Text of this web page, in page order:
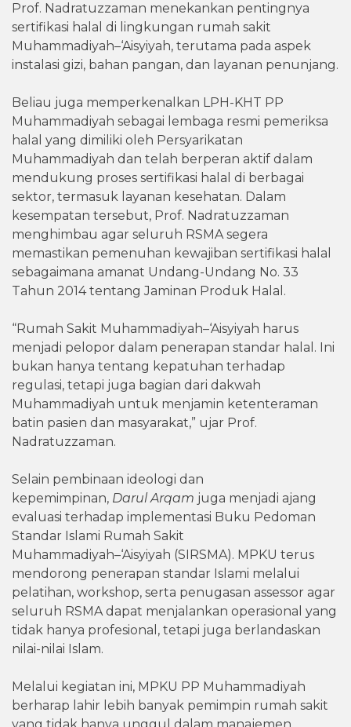
Prof. Nadratuzzaman menekankan pentingnya
sertifikasi halal di lingkungan rumah sakit
Muhammadiyah–‘Aisyiyah, terutama pada aspek
instalasi gizi, bahan pangan, dan layanan penunjang.
Beliau juga memperkenalkan LPH-KHT PP
Muhammadiyah sebagai lembaga resmi pemeriksa
halal yang dimiliki oleh Persyarikatan
Muhammadiyah dan telah berperan aktif dalam
mendukung proses sertifikasi halal di berbagai
sektor, termasuk layanan kesehatan. Dalam
kesempatan tersebut, Prof. Nadratuzzaman
menghimbau agar seluruh RSMA segera
memastikan pemenuhan kewajiban sertifikasi halal
sebagaimana amanat Undang-Undang No. 33
Tahun 2014 tentang Jaminan Produk Halal.
“Rumah Sakit Muhammadiyah–‘Aisyiyah harus
menjadi pelopor dalam penerapan standar halal. Ini
bukan hanya tentang kepatuhan terhadap
regulasi, tetapi juga bagian dari dakwah
Muhammadiyah untuk menjamin ketenteraman
batin pasien dan masyarakat,” ujar Prof.
Nadratuzzaman.
Selain pembinaan ideologi dan
kepemimpinan, Darul Arqam juga menjadi ajang
evaluasi terhadap implementasi Buku Pedoman
Standar Islami Rumah Sakit
Muhammadiyah–‘Aisyiyah (SIRSMA). MPKU terus
mendorong penerapan standar Islami melalui
pelatihan, workshop, serta penugasan assessor agar
seluruh RSMA dapat menjalankan operasional yang
tidak hanya profesional, tetapi juga berlandaskan
nilai-nilai Islam.
Melalui kegiatan ini, MPKU PP Muhammadiyah
berharap lahir lebih banyak pemimpin rumah sakit